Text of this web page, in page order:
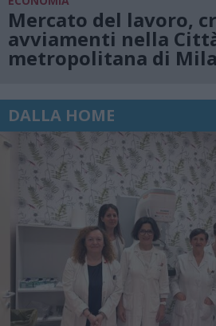
Mercato del lavoro,
avviamenti nella
metropolitana di
DALLA HOME